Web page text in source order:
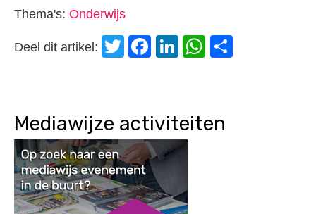
Thema's: Onderwijs
Deel dit artikel: Twitter
Facebook
LinkedIn
WhatsApp
Mediawijze activiteiten